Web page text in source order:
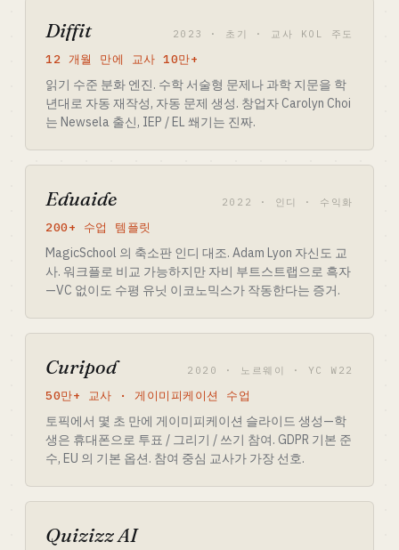
Diffit 2023 · 초기 · 교사 KOL 주도
12 개월 만에 교사 10만+
읽기 수준 분화 엔진. 수학 서술형 문제나 과학 지문을 학
년대로 자동 재작성, 자동 문제 생성. 창업자 Carolyn Choi
는 Newsela 출신, IEP / EL 쐐기는 진짜.
Eduaide 2022 · 인디 · 수익화
200+ 수업 템플릿
MagicSchool 의 축소판 인디 대조. Adam Lyon 자신도 교
사. 워크플로 비교 가능하지만 자비 부트스트랩으로 흑자
—VC 없이도 수평 유닛 이코노믹스가 작동한다는 증거.
Curipod 2020 · 노르웨이 · YC W22
50만+ 교사 · 게이미피케이션 수업
토픽에서 몇 초 만에 게이미피케이션 슬라이드 생성—학
생은 휴대폰으로 투표 / 그리기 / 쓰기 참여. GDPR 기본 준
수, EU 의 기본 옵션. 참여 중심 교사가 가장 선호.
Quizizz AI